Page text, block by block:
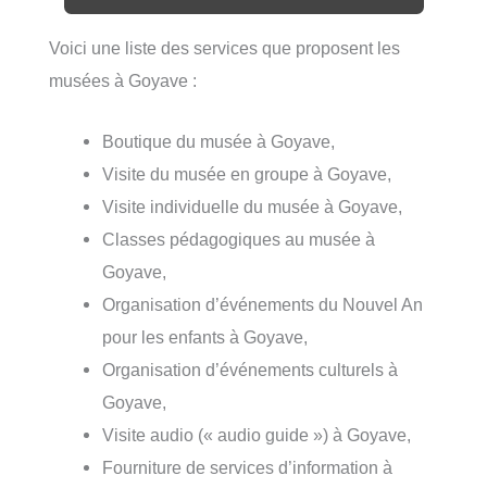
Voici une liste des services que proposent les
musées à Goyave :
Boutique du musée à Goyave,
Visite du musée en groupe à Goyave,
Visite individuelle du musée à Goyave,
Classes pédagogiques au musée à
Goyave,
Organisation d’événements du Nouvel An
pour les enfants à Goyave,
Organisation d’événements culturels à
Goyave,
Visite audio (« audio guide ») à Goyave,
Fourniture de services d’information à